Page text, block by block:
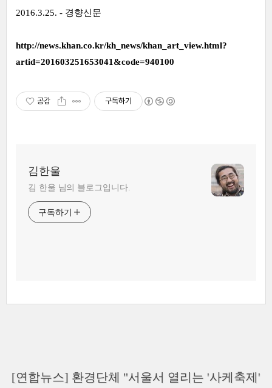
2016.3.25. - 경향신문
http://news.khan.co.kr/kh_news/khan_art_view.html?
artid=201603251653041&code=940100
공감 구독하기
김한울
김 한울 님의 블로그입니다.
구독하기
[연합뉴스] 환경단체 "서울서 열리는 '사케축제'